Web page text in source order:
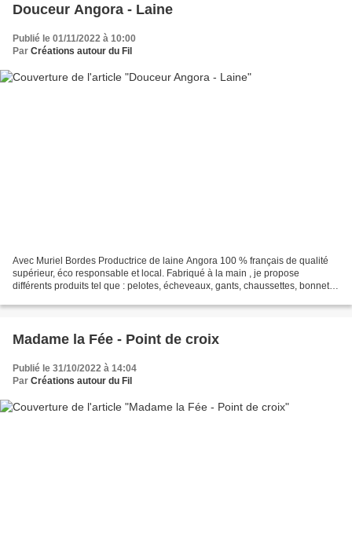
Douceur Angora - Laine
Publié le 01/11/2022 à 10:00
Par Créations autour du Fil
Avec Muriel Bordes Productrice de laine Angora 100 % français de qualité
supérieur, éco responsable et local. Fabriqué à la main , je propose
différents produits tel que : pelotes, écheveaux, gants, chaussettes, bonnets,
Madame la Fée - Point de croix
Publié le 31/10/2022 à 14:04
Par Créations autour du Fil